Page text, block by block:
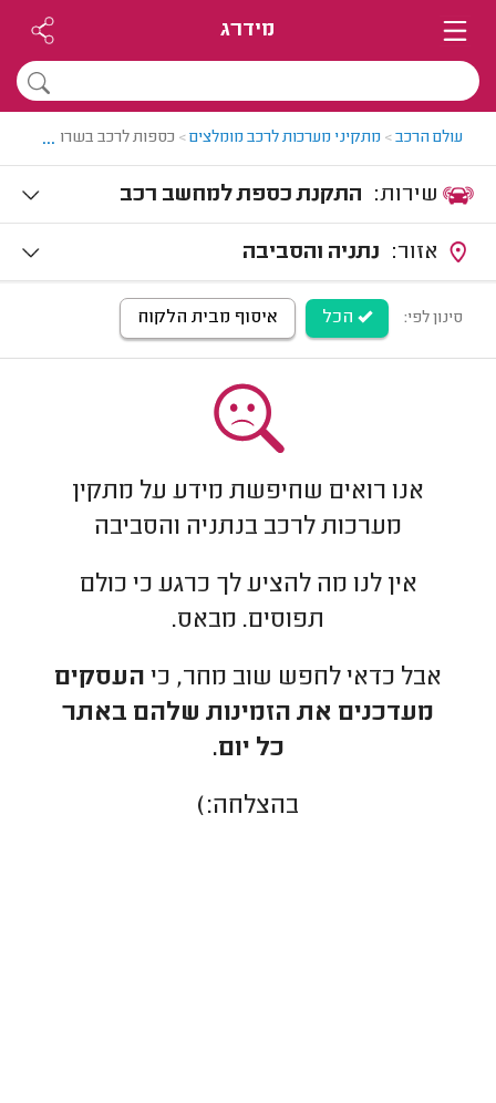
מידרג
עולם הרכב> מתקיני מערכות לרכב מומלצים> כספות לרכב בשרון ...
התקנת כספת למחשב רכב
נתניה והסביבה
סינון לפי: הכל איסוף מבית הלקוח
אנו רואים שחיפשת מידע על מתקין
מערכות לרכב בנתניה והסביבה
אין לנו מה להציע לך כרגע כי כולם
תפוסים. מבאס.
אבל כדאי לחפש שוב מחר, כי העסקים
מעדכנים את הזמינות שלהם באתר
כל יום.
בהצלחה:)